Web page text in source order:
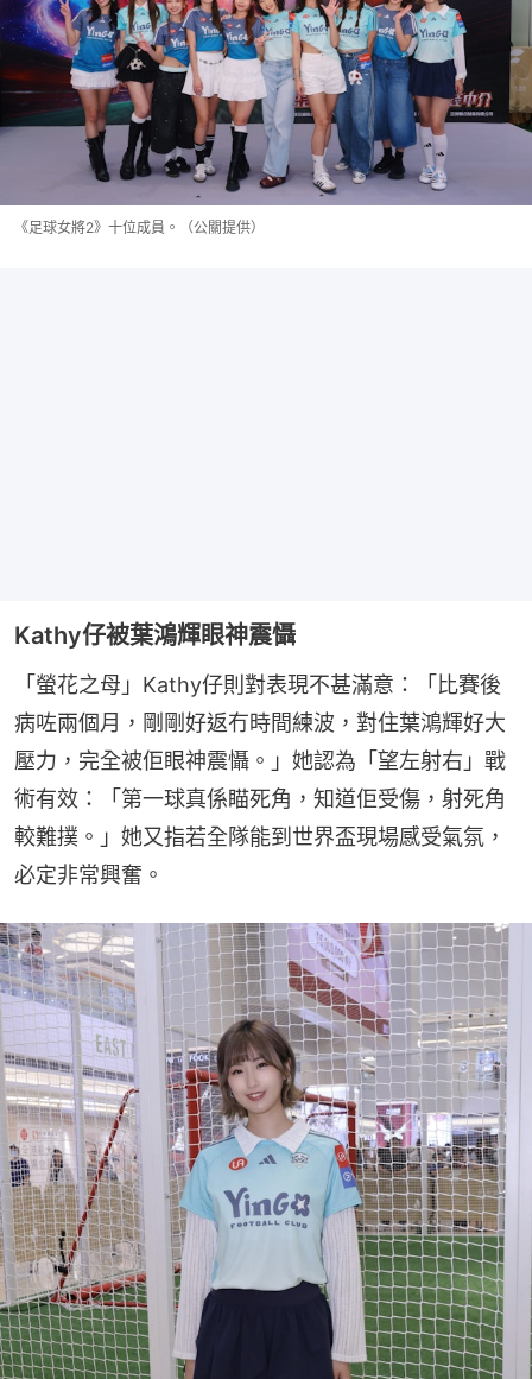
《足球女將2》十位成員。（公關提供）
Kathy仔被葉鴻輝眼神震懾
「螢花之母」Kathy仔則對表現不甚滿意：「比賽後
病咗兩個月，剛剛好返冇時間練波，對住葉鴻輝好大
壓力，完全被佢眼神震懾。」她認為「望左射右」戰
術有效：「第一球真係瞄死角，知道佢受傷，射死角
較難撲。」她又指若全隊能到世界盃現場感受氣氛，
必定非常興奮。